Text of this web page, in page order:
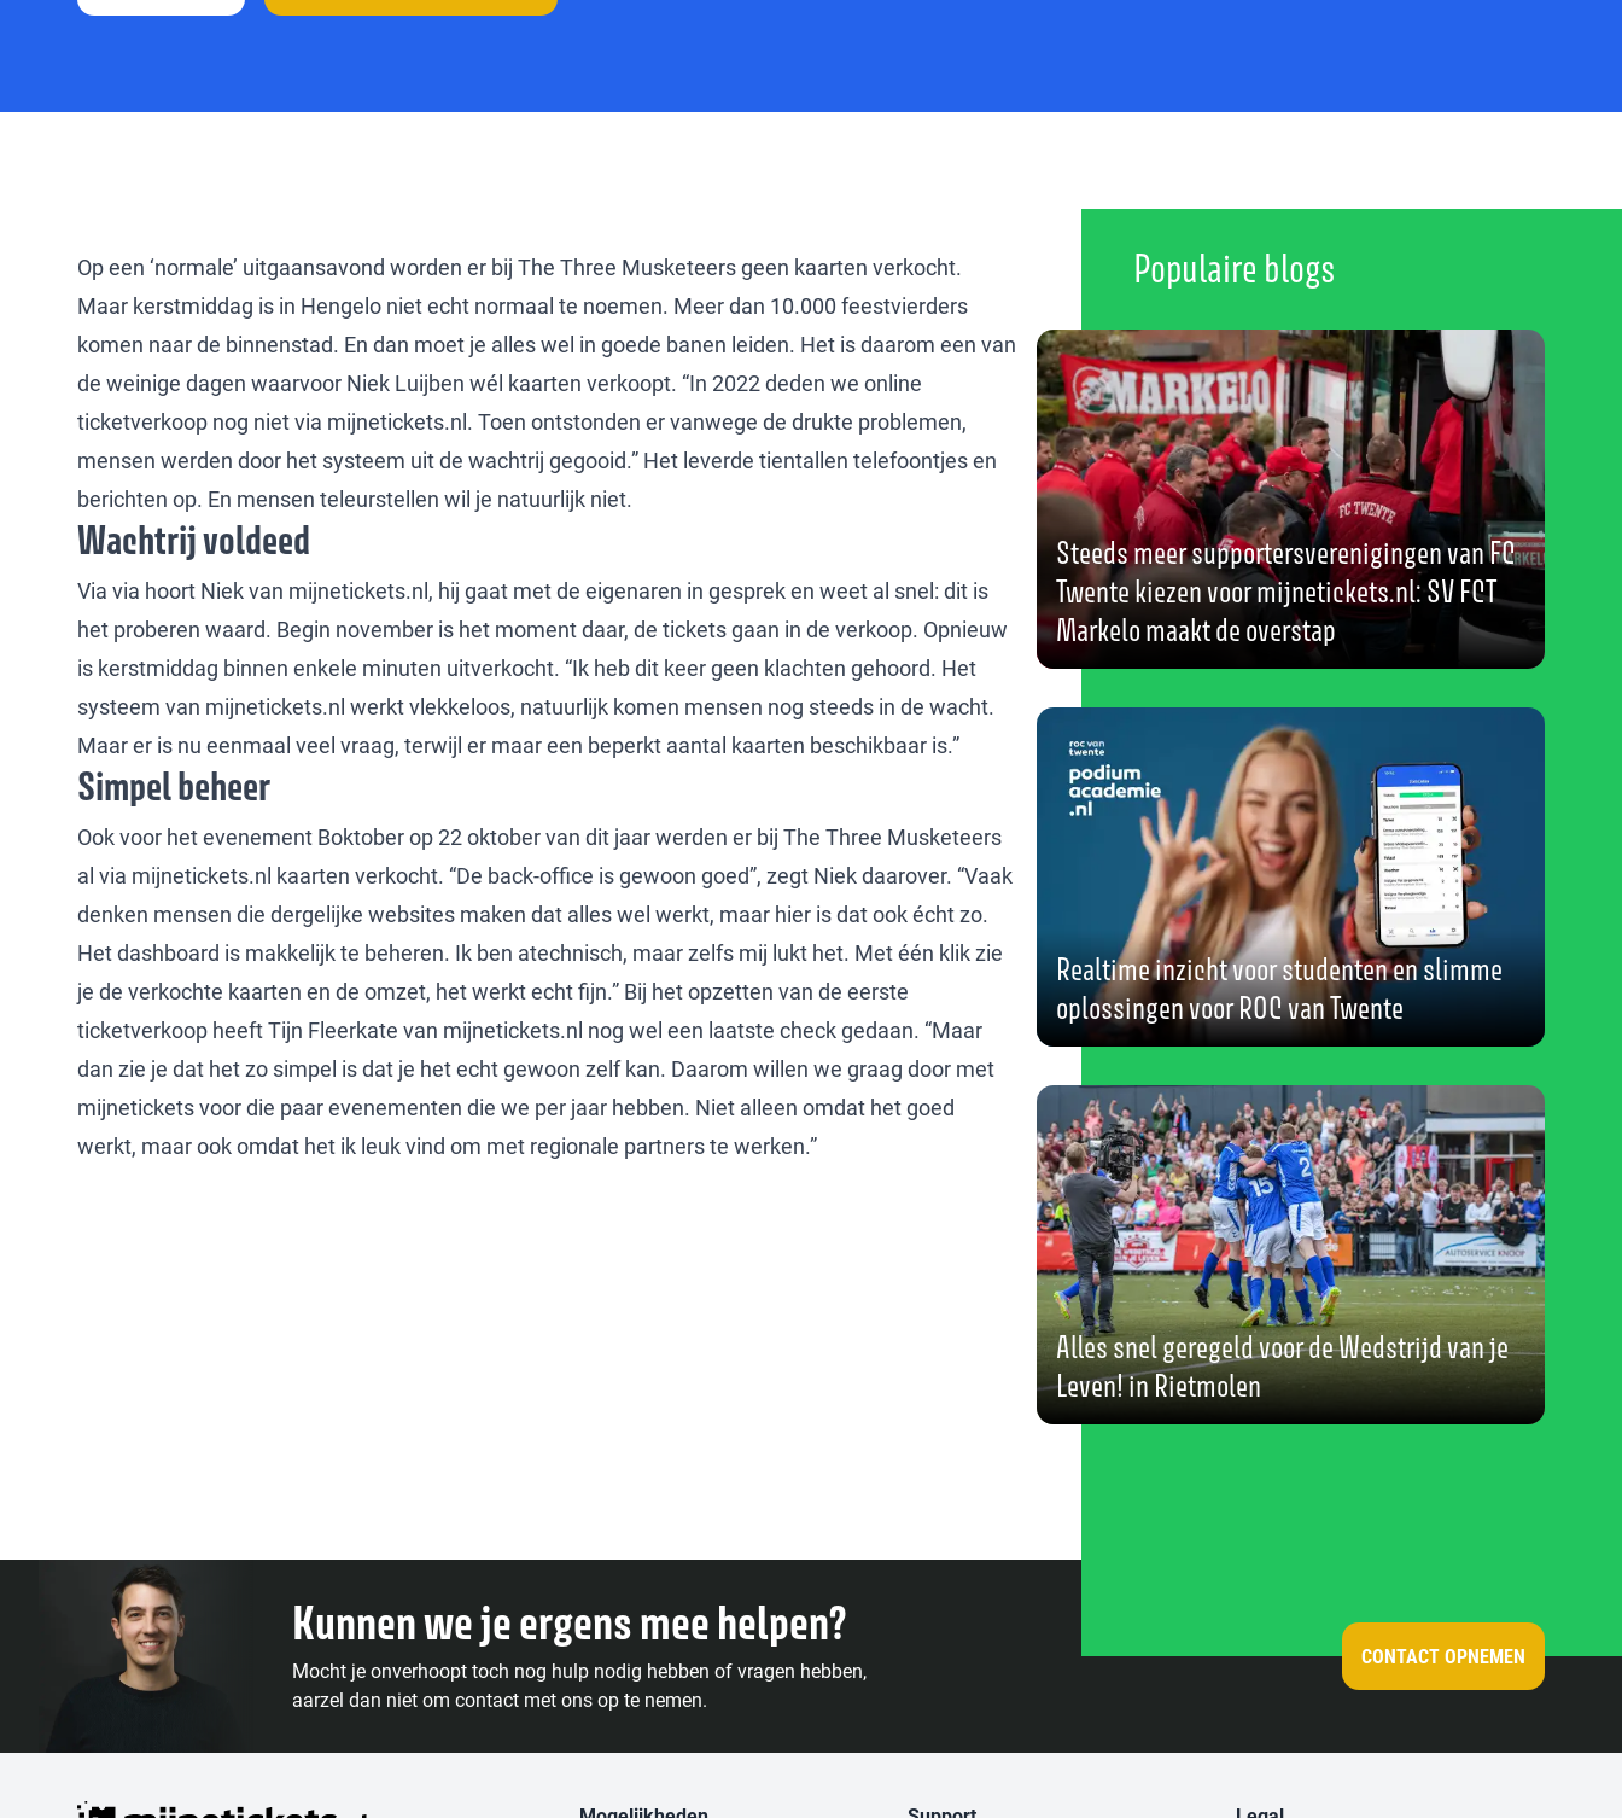
Op een ‘normale’ uitgaansavond worden er bij The Three Musketeers geen kaarten verkocht.
Maar kerstmiddag is in Hengelo niet echt normaal te noemen. Meer dan 10.000 feestvierders
komen naar de binnenstad. En dan moet je alles wel in goede banen leiden. Het is daarom een van
de weinige dagen waarvoor Niek Luijben wél kaarten verkoopt. “In 2022 deden we online
ticketverkoop nog niet via mijnetickets.nl. Toen ontstonden er vanwege de drukte problemen,
mensen werden door het systeem uit de wachtrij gegooid.” Het leverde tientallen telefoontjes en
berichten op. En mensen teleurstellen wil je natuurlijk niet.
Wachtrij voldeed
Via via hoort Niek van mijnetickets.nl, hij gaat met de eigenaren in gesprek en weet al snel: dit is
het proberen waard. Begin november is het moment daar, de tickets gaan in de verkoop. Opnieuw
is kerstmiddag binnen enkele minuten uitverkocht. “Ik heb dit keer geen klachten gehoord. Het
systeem van mijnetickets.nl werkt vlekkeloos, natuurlijk komen mensen nog steeds in de wacht.
Maar er is nu eenmaal veel vraag, terwijl er maar een beperkt aantal kaarten beschikbaar is.”
Simpel beheer
Ook voor het evenement Boktober op 22 oktober van dit jaar werden er bij The Three Musketeers
al via mijnetickets.nl kaarten verkocht. “De back-office is gewoon goed”, zegt Niek daarover. “Vaak
denken mensen die dergelijke websites maken dat alles wel werkt, maar hier is dat ook écht zo.
Het dashboard is makkelijk te beheren. Ik ben atechnisch, maar zelfs mij lukt het. Met één klik zie
je de verkochte kaarten en de omzet, het werkt echt fijn.” Bij het opzetten van de eerste
ticketverkoop heeft Tijn Fleerkate van mijnetickets.nl nog wel een laatste check gedaan. “Maar
dan zie je dat het zo simpel is dat je het echt gewoon zelf kan. Daarom willen we graag door met
mijnetickets voor die paar evenementen die we per jaar hebben. Niet alleen omdat het goed
werkt, maar ook omdat het ik leuk vind om met regionale partners te werken.”
Populaire blogs
Steeds meer supportersverenigingen van FC
Twente kiezen voor mijnetickets.nl: SV FCT
Markelo maakt de overstap
Realtime inzicht voor studenten en slimme
oplossingen voor ROC van Twente
Alles snel geregeld voor de Wedstrijd van je
Leven! in Rietmolen
Kunnen we je ergens mee helpen?
Mocht je onverhoopt toch nog hulp nodig hebben of vragen hebben,
aarzel dan niet om contact met ons op te nemen.
CONTACT OPNEMEN